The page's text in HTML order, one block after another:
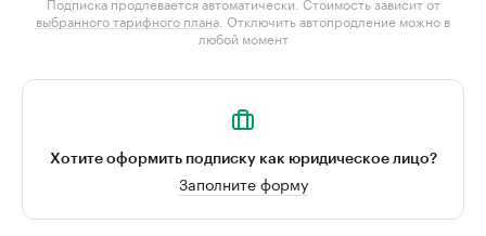
выбранного тарифного плана . Отключить автопродление можно в
любой момент
Хотите оформить подписку как юридическое лицо?
Заполните форму